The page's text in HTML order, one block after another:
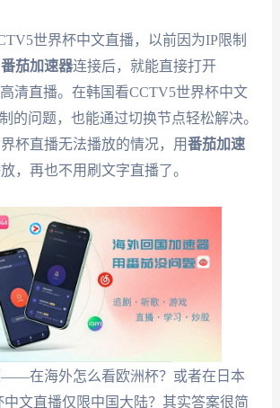
世界杯中文直播，以前因为IP限制
番茄加速器连接后，就能直接打开
清直播。在韩国看CCTV5世界杯中文
的问题，也能通过切换节点轻松解决。
杯直播无法播放的情况，用番茄加速
，再也不用刷文字直播了。
——在海外怎么看欧洲杯？或者在日本
文直播仅限中国大陆？其实答案很简